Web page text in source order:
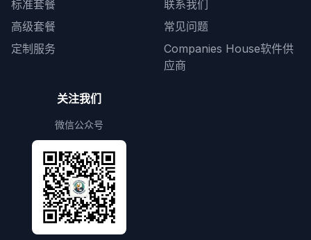
标准套餐
高级套餐
定制服务
联系我们
常见问题
Companies House软件供
应商
关注我们
微信公众号